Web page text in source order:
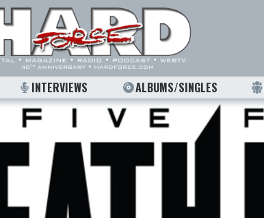
INTERVIEWS ALBUMS/SINGLES